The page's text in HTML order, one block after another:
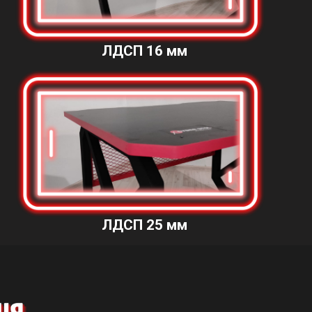
ЛДСП 16 мм
ЛДСП 25 мм